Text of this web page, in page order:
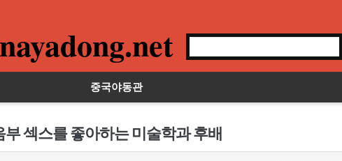
중국야동관
섹스를 좋아하는 미술학과 후배